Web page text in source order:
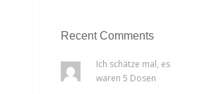
Recent Comments
Ich schätze mal, es
waren 5 Dosen